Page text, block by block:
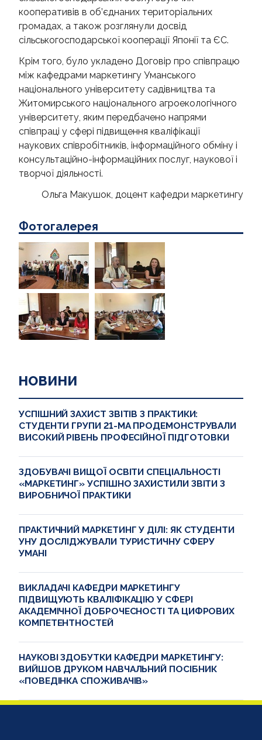
кооперативів в об’єднаних територіальних
громадах, а також розглянули досвід
сільськогосподарської кооперації Японії та ЄС.
Крім того, було укладено Договір про співпрацю
між кафедрами маркетингу Уманського
національного університету садівництва та
Житомирського національного агроекологічного
університету, яким передбачено напрями
співпраці у сфері підвищення кваліфікації
наукових співробітників, інформаційного обміну і
консультаційно-інформаційних послуг, наукової і
творчої діяльності.
Ольга Макушок, доцент кафедри маркетингу
Фотогалерея
НОВИНИ
УСПІШНИЙ ЗАХИСТ ЗВІТІВ З ПРАКТИКИ:
СТУДЕНТИ ГРУПИ 21-МА ПРОДЕМОНСТРУВАЛИ
ВИСОКИЙ РІВЕНЬ ПРОФЕСІЙНОЇ ПІДГОТОВКИ
ЗДОБУВАЧІ ВИЩОЇ ОСВІТИ СПЕЦІАЛЬНОСТІ
«МАРКЕТИНГ» УСПІШНО ЗАХИСТИЛИ ЗВІТИ З
ВИРОБНИЧОЇ ПРАКТИКИ
ПРАКТИЧНИЙ МАРКЕТИНГ У ДІЛІ: ЯК СТУДЕНТИ
УНУ ДОСЛІДЖУВАЛИ ТУРИСТИЧНУ СФЕРУ
УМАНІ
ВИКЛАДАЧІ КАФЕДРИ МАРКЕТИНГУ
ПІДВИЩУЮТЬ КВАЛІФІКАЦІЮ У СФЕРІ
АКАДЕМІЧНОЇ ДОБРОЧЕСНОСТІ ТА ЦИФРОВИХ
КОМПЕТЕНТНОСТЕЙ
НАУКОВІ ЗДОБУТКИ КАФЕДРИ МАРКЕТИНГУ:
ВИЙШОВ ДРУКОМ НАВЧАЛЬНИЙ ПОСІБНИК
«ПОВЕДІНКА СПОЖИВАЧІВ»